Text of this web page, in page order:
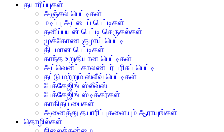
தயாரிப்புகள்
அஞ்சல் பெட்டிகள்
மடிப்பு அட்டைப் பெட்டிகள்
தனிப்பயன் பெட்டி செருகல்கள்
முக்கோண குழாய் பெட்டி
திடமான பெட்டிகள்
காந்த உறுதியான பெட்டிகள்
அட்வென்ட் காலண்டர் பரிசுப் பெட்டி
தட்டு மற்றும் ஸ்லீவ் பெட்டிகள்
பேக்கேஜிங் ஸ்லீவ்ஸ்
பேக்கேஜிங் ஸ்டிக்கர்கள்
காகிதப் பைகள்
அனைத்து தயாரிப்புகளையும் ஆராயுங்கள்
தொழில்கள்